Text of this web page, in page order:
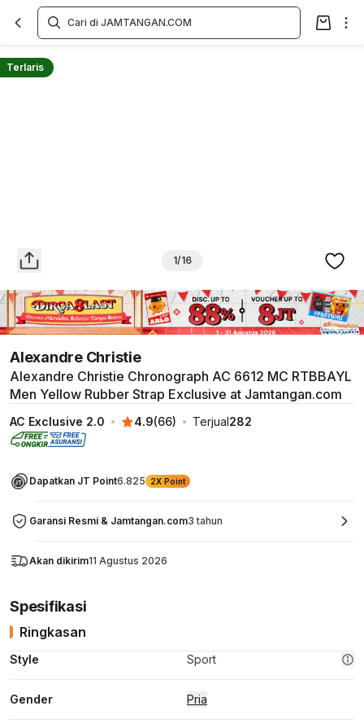
Terlaris
1/16
Alexandre Christie
Alexandre Christie Chronograph AC 6612 MC RTBBAYL
Men Yellow Rubber Strap Exclusive at Jamtangan.com
AC Exclusive 2.0 4.9(66) Terjual282
Dapatkan JT Point6.825 2X Point
Garansi Resmi & Jamtangan.com3 tahun
Akan dikirim11 Agustus 2026
Overview
Spesifikasi
Ringkasan
Style Sport
Gender Pria